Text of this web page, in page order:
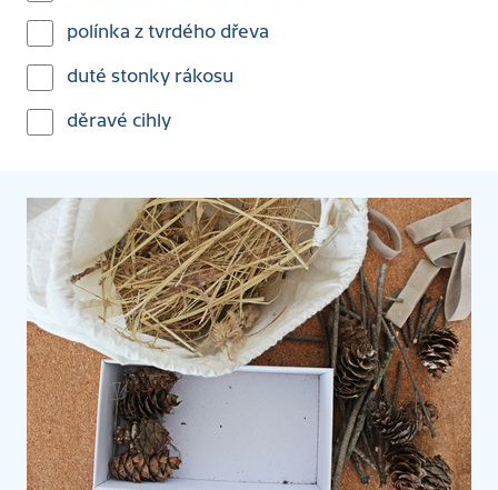
polínka z tvrdého dřeva
duté stonky rákosu
děravé cihly